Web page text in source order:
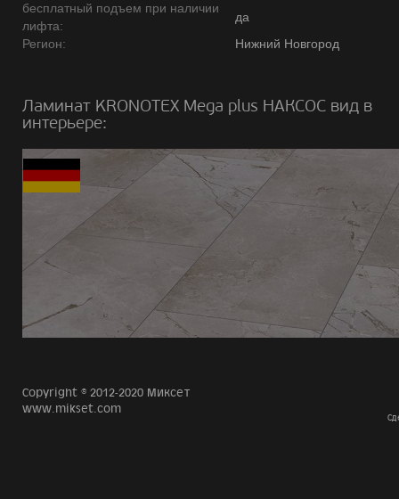
бесплатный подъем при наличии
лифта:
да
Регион:
Нижний Новгород
Ламинат KRONOTEX Mega plus НАКСОС вид в
интерьере:
Copyright © 2012-2020 Миксет
www.mikset.com